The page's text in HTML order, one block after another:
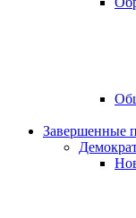
Завершенные